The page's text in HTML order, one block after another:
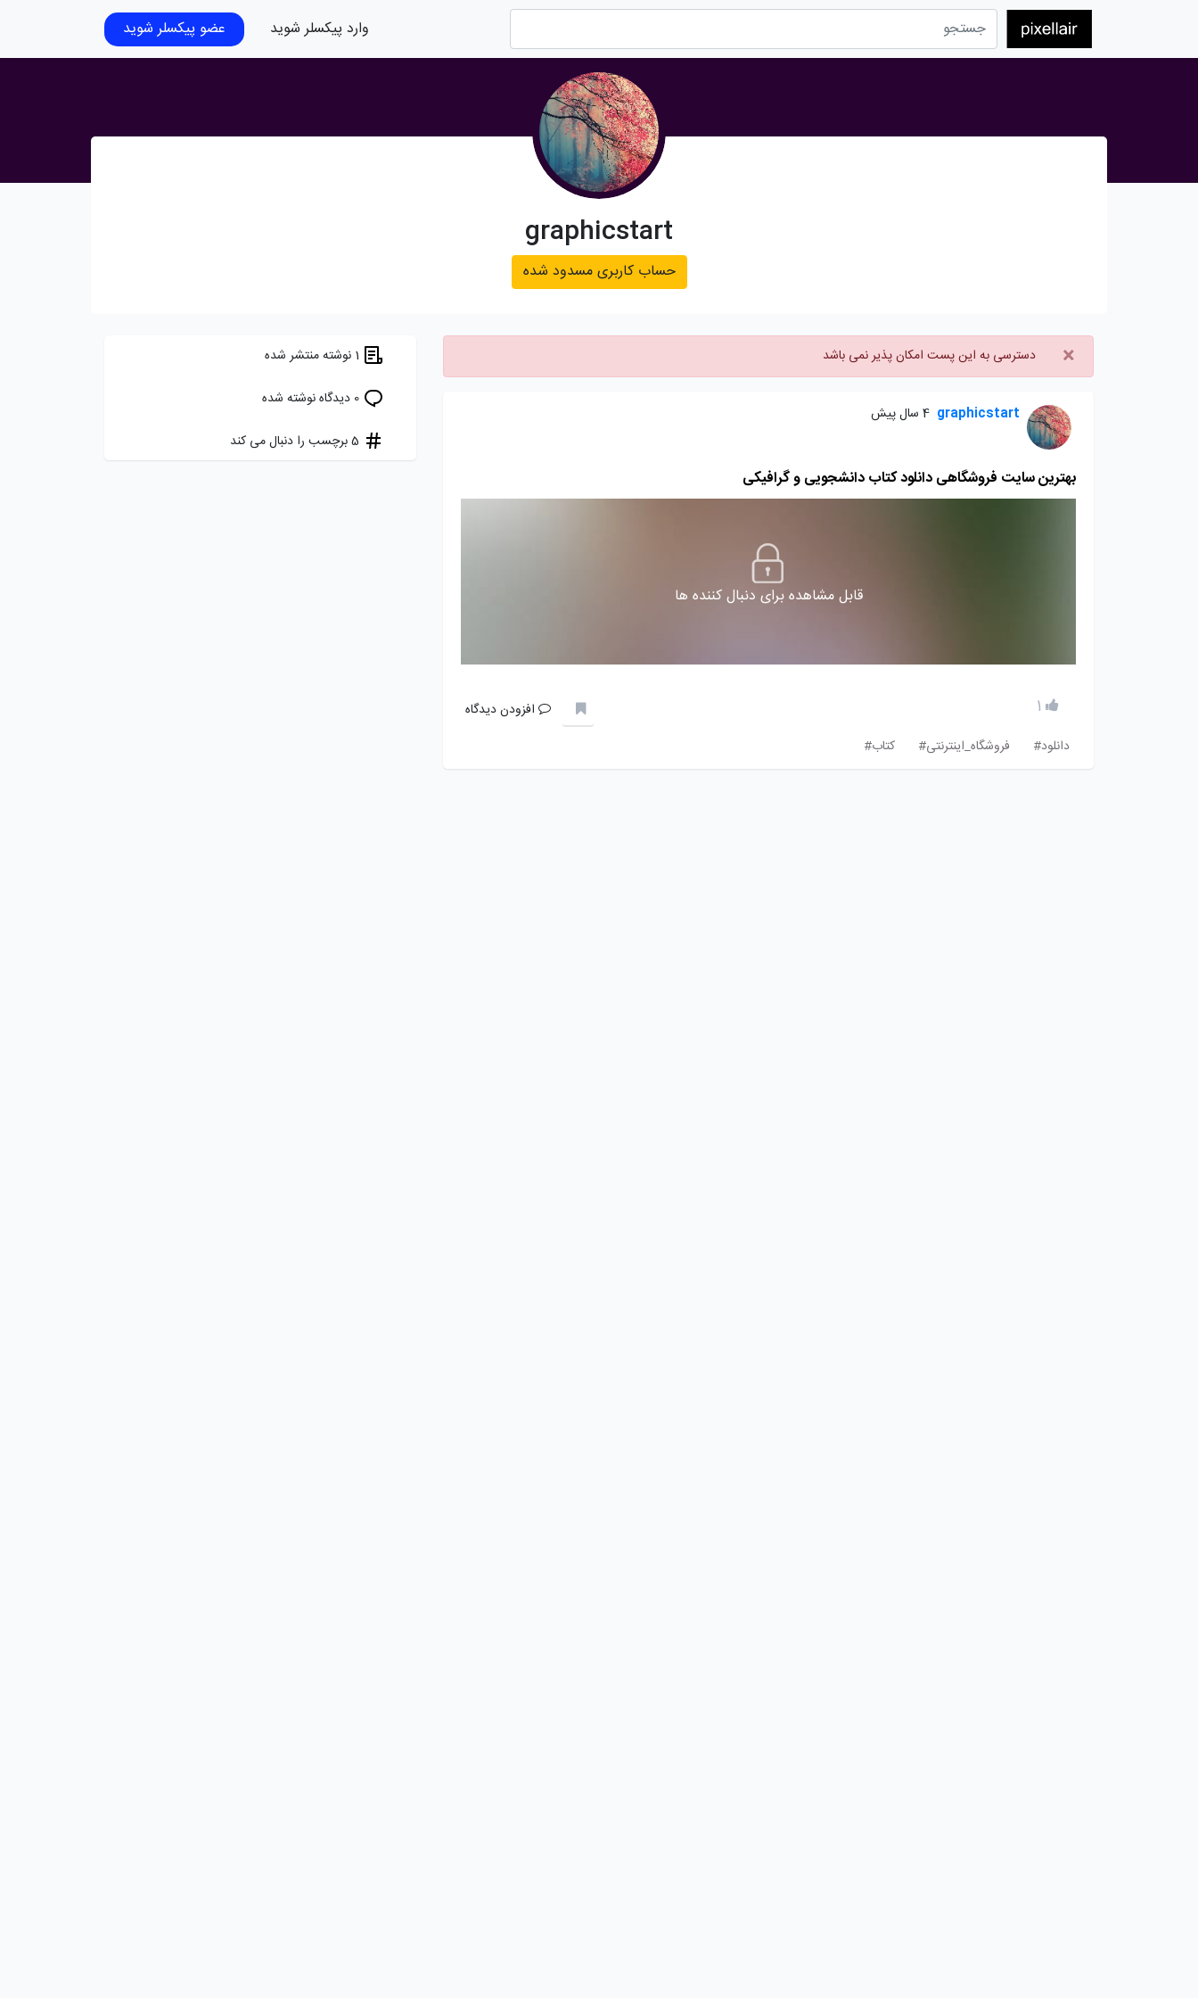
وارد پیکسلر شوید عضو پیکسلر شوید
graphicstart
حساب کاربری مسدود شده
× دسترسی به این پست امکان پذیر نمی باشد
graphicstart 4 سال پیش
بهترین سایت فروشگاهی دانلود کتاب دانشجویی و گرافیکی
قابل مشاهده برای دنبال کننده ها
1
افزودن دیدگاه
دانلود#
فروشگاه_اینترنتی# کتاب#